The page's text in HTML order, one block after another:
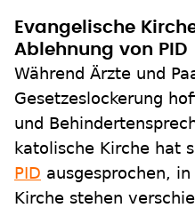
Evangelische
Ablehnung von PID
Während Ärzte und
Gesetzeslockerung
und
katolische Kirche hat
PID ausgesprochen,
Kirche stehen